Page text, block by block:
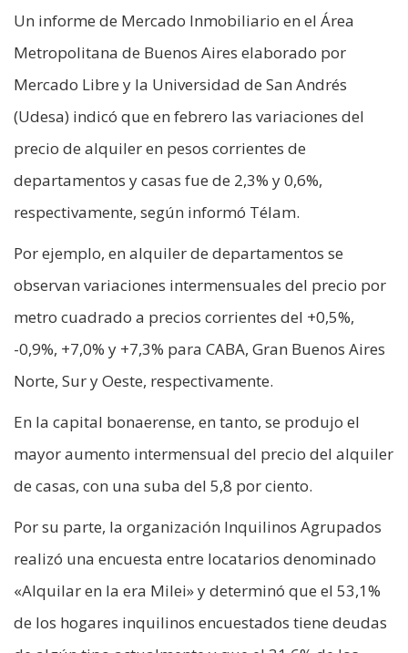
Un informe de Mercado Inmobiliario en el Área
Metropolitana de Buenos Aires elaborado por
Mercado Libre y la Universidad de San Andrés
(Udesa) indicó que en febrero las variaciones del
precio de alquiler en pesos corrientes de
departamentos y casas fue de 2,3% y 0,6%,
respectivamente, según informó Télam.
Por ejemplo, en alquiler de departamentos se
observan variaciones intermensuales del precio por
metro cuadrado a precios corrientes del +0,5%,
-0,9%, +7,0% y +7,3% para CABA, Gran Buenos Aires
Norte, Sur y Oeste, respectivamente.
En la capital bonaerense, en tanto, se produjo el
mayor aumento intermensual del precio del alquiler
de casas, con una suba del 5,8 por ciento.
Por su parte, la organización Inquilinos Agrupados
realizó una encuesta entre locatarios denominado
«Alquilar en la era Milei» y determinó que el 53,1%
de los hogares inquilinos encuestados tiene deudas